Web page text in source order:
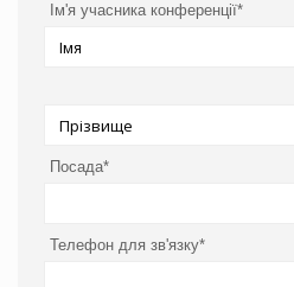
Ім'я учасника конференції*
Посада*
Телефон для зв'язку*